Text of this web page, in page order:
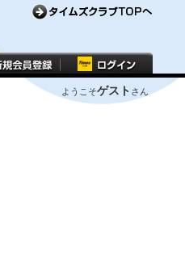
ようこそゲスト さん